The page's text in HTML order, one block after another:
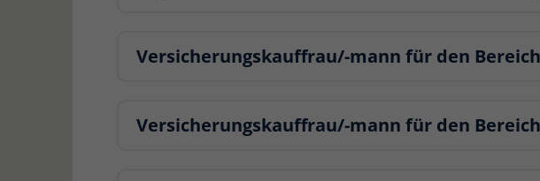
Versicherungskauffrau/-mann für den
Versicherungskauffrau/-mann für den